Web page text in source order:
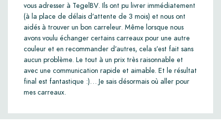
vous adresser à TegelBV. Ils ont pu livrer immédiatement
(à la place de délais d’attente de 3 mois) et nous ont
aidés à trouver un bon carreleur. Même lorsque nous
avons voulu échanger certains carreaux pour une autre
couleur et en recommander d’autres, cela s’est fait sans
aucun problème. Le tout à un prix très raisonnable et
avec une communication rapide et aimable. Et le résultat
final est fantastique :)… Je sais désormais où aller pour
mes carreaux.